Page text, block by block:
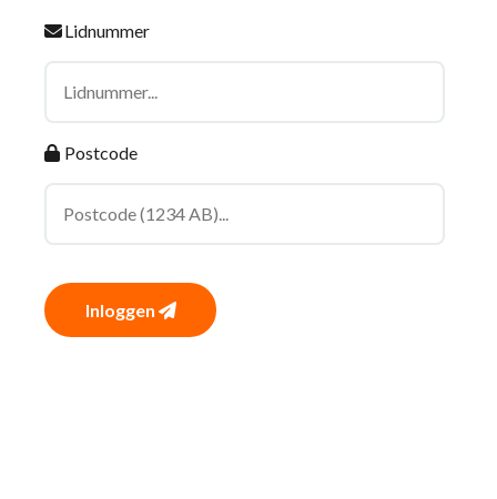
Lidnummer
Postcode
Inloggen